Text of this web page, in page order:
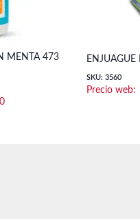
MENTA 473
El
ENJUAGUE
SKU: 3560